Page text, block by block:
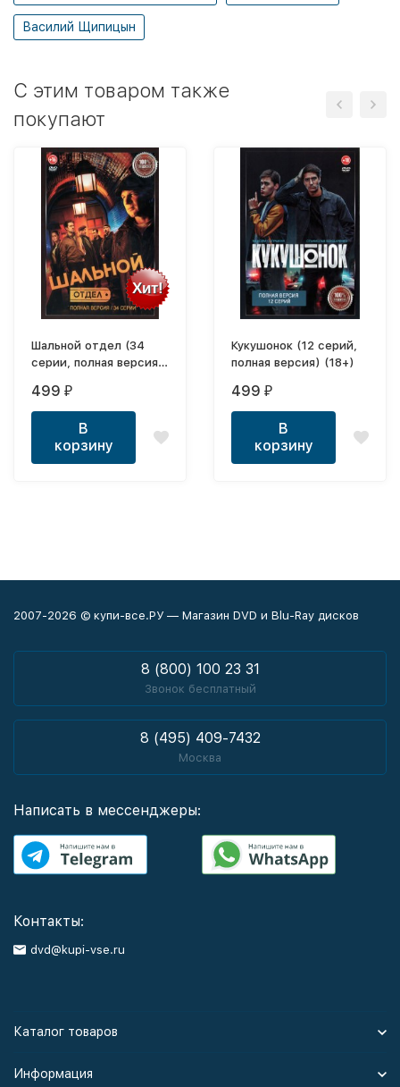
Василий Щипицын
C этим товаром также
покупают
Хит!
Шальной отдел (34
серии, полная версия)
499 ₽
В
корзину
Кукушонок (12 серий,
полная версия) (18+)
499 ₽
В
корзину
2007-2026 © купи-все.РУ — Магазин DVD и Blu-Ray дисков
8 (800) 100 23 31
Звонок бесплатный
8 (495) 409-7432
Москва
Написать в мессенджеры:
Контакты:
dvd@kupi-vse.ru
Каталог товаров
Информация